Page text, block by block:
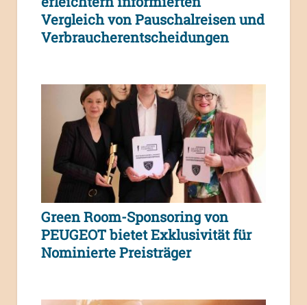
Vergleich von Pauschalreisen und
Verbraucherentscheidungen
Green Room-Sponsoring von
PEUGEOT bietet Exklusivität für
Nominierte Preisträger